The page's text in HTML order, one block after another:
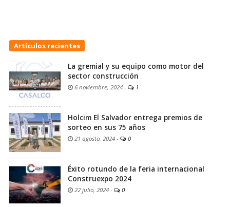
Artículos recientes
La gremial y su equipo como motor del
sector construcción
6 noviembre, 2024 - 1
Holcim El Salvador entrega premios de
sorteo en sus 75 años
21 agosto, 2024 - 0
Éxito rotundo de la feria internacional
Construexpo 2024
22 julio, 2024 - 0